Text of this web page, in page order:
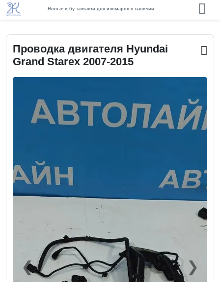
Новые и бу запчасти для иномарок в наличии
Проводка двигателя Hyundai
Grand Starex 2007-2015
❮
Previous ❯Next